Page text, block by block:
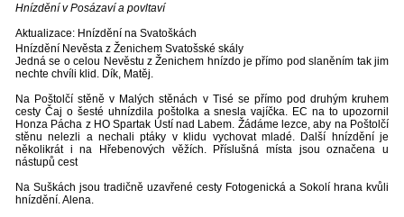
Hnízdění v Posázaví a povltaví
Aktualizace: Hnízdění na Svatoškách
Hnízdění Nevěsta z Ženichem Svatošské skály
Jedná se o celou Nevěstu z Ženichem hnízdo je přímo pod slaněním tak jim
nechte chvíli klid. Dík, Matěj.
Na Poštolčí stěně v Malých stěnách v Tisé se přímo pod druhým kruhem
cesty Čaj o šesté uhnízdila poštolka a snesla vajíčka. EC na to upozornil
Honza Pácha z HO Spartak Ústí nad Labem. Žádáme lezce, aby na Poštolčí
stěnu nelezli a nechali ptáky v klidu vychovat mladé. Další hnízdění je
několikrát i na Hřebenových věžích. Příslušná místa jsou označena u
nástupů cest
Na Suškách jsou tradičně uzavřené cesty Fotogenická a Sokolí hrana kvůli
hnízdění. Alena.